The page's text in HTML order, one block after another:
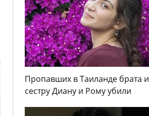
Пропавших в Таиланде брата и
сестру Диану и Рому убили